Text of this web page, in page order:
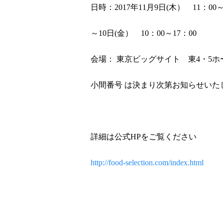
日時：2017年11月9日(木） 11：00
～10日(金） 10：00～17：00
会場： 東京ビッグサイト 東4・5ホ
小間番号 は決まり次第お知らせいた
詳細は公式HPをご覧ください
http://food-selection.com/index.html